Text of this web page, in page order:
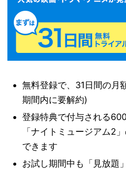
無料登録で、31日間の月
期間内に要解約)
登録特典で付与される
「ナイトミュージアム2
できます
お試し期間中も「見放題